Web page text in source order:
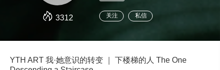
3312 关注 私信
YTH ART 我·她意识的转变 ｜ 下楼梯的人 The One